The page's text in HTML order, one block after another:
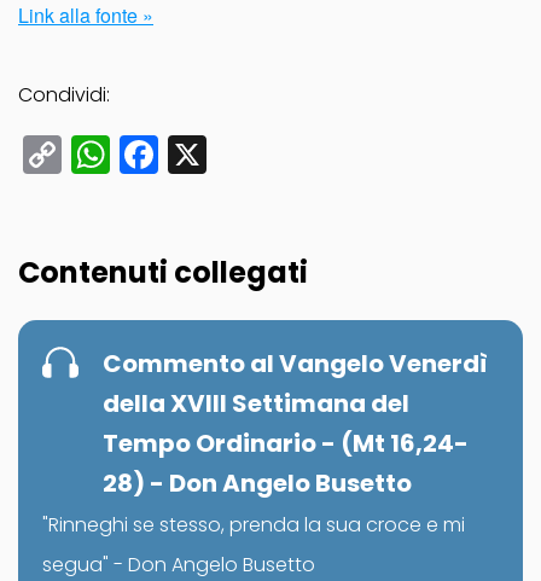
Link alla fonte »
Condividi:
CopyWhatsApp
Facebook
Contenuti collegati
Commento al Vangelo Venerdì
della XVIII Settimana del
Tempo Ordinario - (Mt 16,24-
28) - Don Angelo Busetto
"Rinneghi se stesso, prenda la sua croce e mi
segua" - Don Angelo Busetto